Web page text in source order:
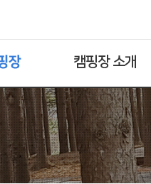
캠핑장 소개